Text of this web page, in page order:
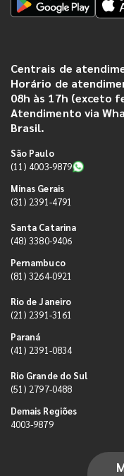
Centrais de
Horário de
08h às 17h (exceto
Atendimento via
Brasil.
São Paulo
(11) 4003-9879
Minas Gerais
(31) 2391-4791
Santa Catarina
(48) 3380-9406
Pernambuco
(81) 3264-0921
Rio de Janeiro
(21) 2391-3161
Paraná
(41) 2391-0834
Rio Grande do Sul
(51) 2797-0488
Demais Regiões
4003-9879